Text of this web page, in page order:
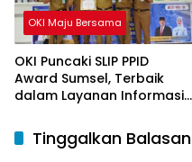
OKI Maju Bersama
OKI Puncaki SLIP PPID
Award Sumsel, Terbaik
dalam Layanan Informasi
Tinggalkan Balasan